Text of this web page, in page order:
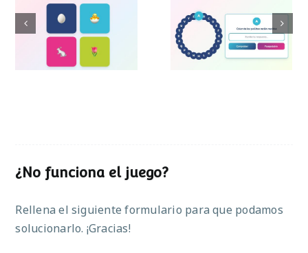
Simon de Pascua
Pasapalabra de
Pascua
¿No funciona el juego?
Rellena el siguiente formulario para que podamos
solucionarlo. ¡Gracias!